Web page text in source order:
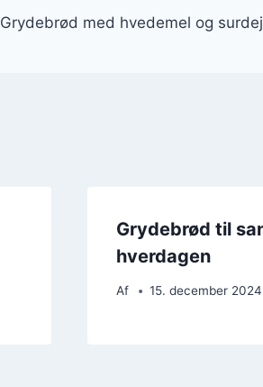
Grydebrød med hvedemel og surdej
Grydebrød til
hverdagen
Af 15. december 2024